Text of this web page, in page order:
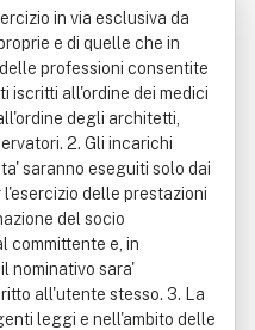
Associati Srl -
in via esclusiva da
e di quelle che in
professioni consentite
iscritti all'ordine dei medici
degli architetti,
2. Gli incarichi
saranno eseguiti solo dai
delle prestazioni
del socio
committente e, in
nominativo sara'
all'utente stesso. 3. La
leggi e nell'ambito delle